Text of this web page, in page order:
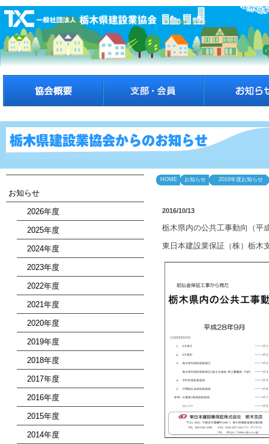
お知らせ
2026年度
2025年度
2024年度
2023年度
2022年度
2021年度
2020年度
2019年度
2018年度
2017年度
2016年度
2015年度
2014年度
HOME お知らせ 2016年度お知らせ
2016/10/13
栃木県内の公共工事動向（平
東日本建設業保証（株）栃木